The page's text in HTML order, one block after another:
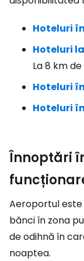
Hoteluri în
Hoteluri
La 8 km
Hoteluri în
Hoteluri în
Înnoptări
Aeroportul
bănci în zona
de odihnă în
noaptea.